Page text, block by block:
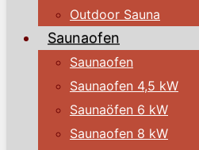
Outdoor Sauna
Saunaofen
Saunaofen
Saunaofen 4,5 kW
Saunaöfen 6 kW
Saunaofen 8 kW